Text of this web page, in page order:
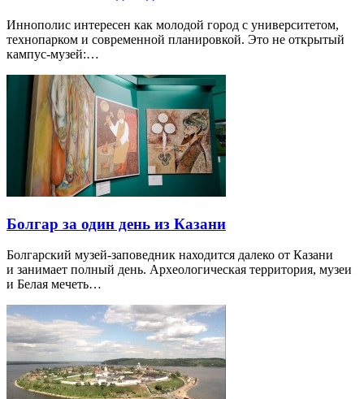
Иннополис интересен как молодой город с университетом,
технопарком и современной планировкой. Это не открытый
кампус-музей:…
Болгар за один день из Казани
Болгарский музей-заповедник находится далеко от Казани
и занимает полный день. Археологическая территория, музеи
и Белая мечеть…